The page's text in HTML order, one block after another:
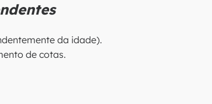
da idade).
de cotas.